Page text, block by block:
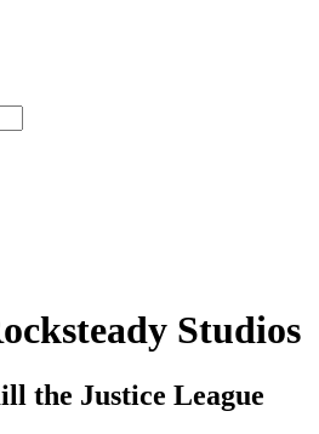
Studios
the Justice League